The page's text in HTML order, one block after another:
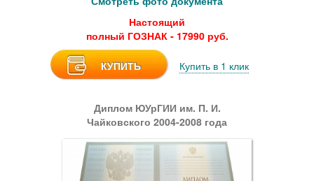
Настоящий
полный ГОЗНАК - 17990 руб.
КУПИТЬ Купить в 1 клик
Диплом ЮУрГИИ им. П. И.
Чайковского 2004-2008 года